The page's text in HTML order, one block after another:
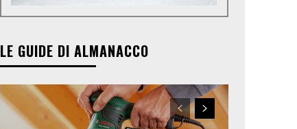
LE GUIDE DI ALMANACCO